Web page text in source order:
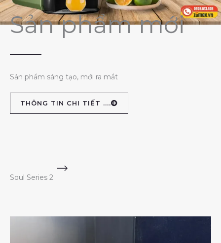
Sản phẩm mới
Sản phẩm sáng tạo, mới ra mắt
THÔNG TIN CHI TIẾT ....
Soul Series 2